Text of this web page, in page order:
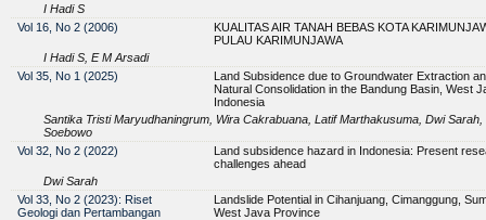
I Hadi S
Vol 16, No 2 (2006)
KUALITAS AIR TANAH BEBAS KOTA
PULAU KARIMUNJAWA
I Hadi S, E M Arsadi
Vol 35, No 1 (2025)
Land Subsidence due to Groundwater Extraction
Natural Consolidation in the Bandung Basin, West
Indonesia
Santika Tristi Maryudhaningrum, Wira Cakrabuana, Latif Marthakusuma, Dwi
Soebowo
Vol 32, No 2 (2022)
Land subsidence hazard in Indonesia: Present
challenges ahead
Dwi Sarah
Vol 33, No 2 (2023): Riset
Geologi dan Pertambangan
Landslide Potential in Cihanjuang, Cimanggung,
West Java Province